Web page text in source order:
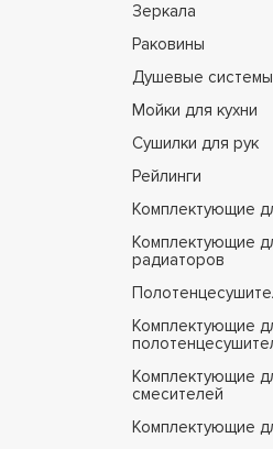
Зеркала
Раковины
Душевые системы
Мойки для кухни
Сушилки для рук
Рейлинги
Комплектующие
Комплектующие
радиаторов
Комплектующие
Комплектующие
смесителей
Комплектующие